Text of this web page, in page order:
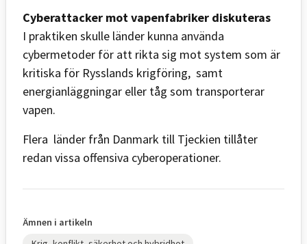
Cyberattacker mot vapenfabriker diskuteras
I praktiken skulle länder kunna använda
cybermetoder för att rikta sig mot system som är
kritiska för Rysslands krigföring, samt
energianläggningar eller tåg som transporterar
vapen.
Flera länder från Danmark till Tjeckien tillåter
redan vissa offensiva cyberoperationer.
Ämnen i artikeln